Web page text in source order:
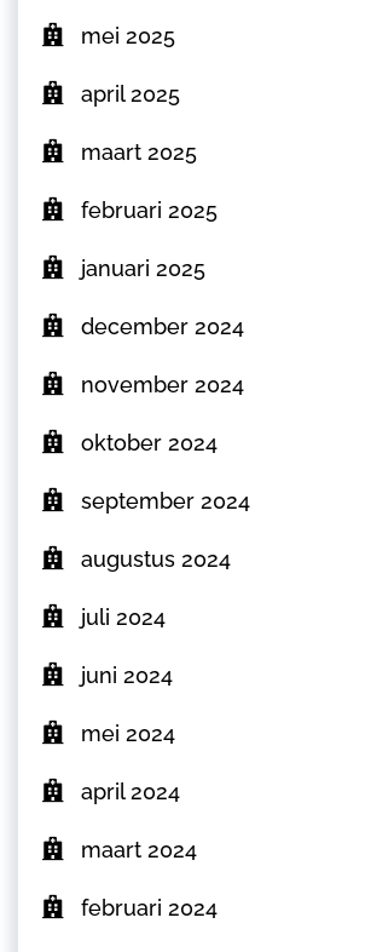
mei 2025
april 2025
maart 2025
februari 2025
januari 2025
december 2024
november 2024
oktober 2024
september 2024
augustus 2024
juli 2024
juni 2024
mei 2024
april 2024
maart 2024
februari 2024